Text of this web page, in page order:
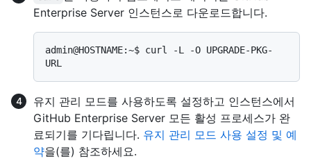
Enterprise Server 인스턴스로 다운로드합니다.
admin@HOSTNAME:~$ curl -L -O UPGRADE-PKG-
유지 관리 모드를 사용하도록 설정하고 인스턴스에서
GitHub Enterprise Server 모든 활성 프로세스가 완
료되기를 기다립니다. 유지 관리 모드 사용 설정 및 예
약을(를) 참조하세요.